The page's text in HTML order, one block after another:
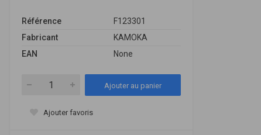
Référence
F123301
Fabricant
KAMOKA
EAN
None
Ajouter au panier
Ajouter favoris